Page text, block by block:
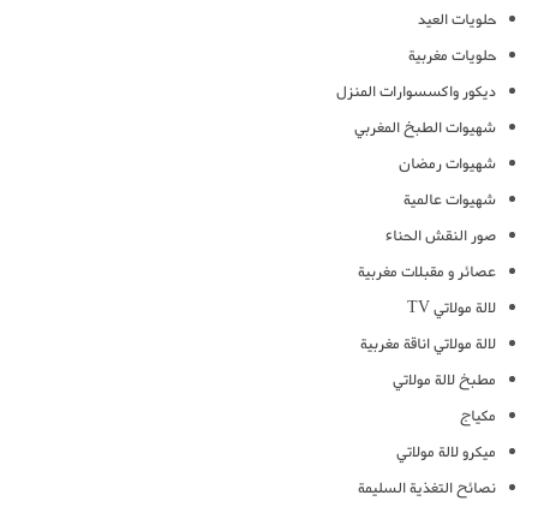
حلويات العيد
حلويات مغربية
ديكور واكسسوارات المنزل
شهيوات الطبخ المغربي
شهيوات رمضان
شهيوات عالمية
صور النقش الحناء
عصائر و مقبلات مغربية
لالة مولاتي TV
لالة مولاتي اناقة مغربية
مطبخ لالة مولاتي
مكياج
ميكرو لالة مولاتي
نصائح التغذية السليمة